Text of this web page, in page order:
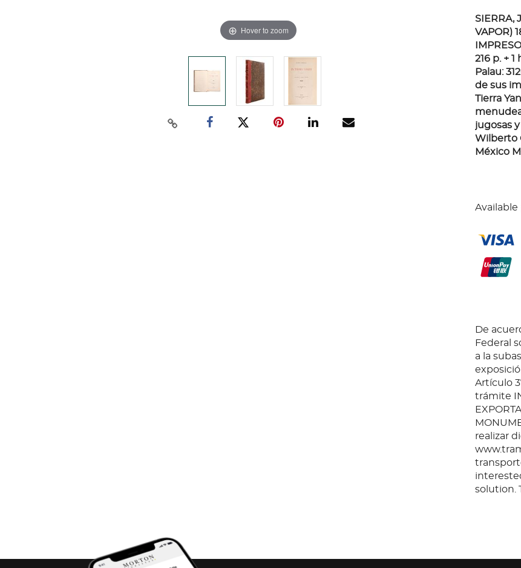
Hover to zoom
SIERRA,
VAPOR)
216 p. +
Palau:
de sus
Tierra
jugosas
Wilberto
México
De
Federal
a la
Artículo
trámite
realizar
solution.